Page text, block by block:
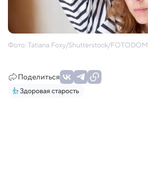
Фото: Tatiana Foxy/Shutterstock/FOTODOM
Поделиться
Здоровая старость